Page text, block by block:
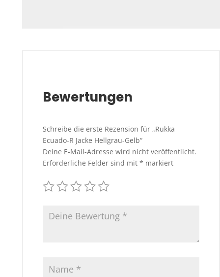
Bewertungen
Schreibe die erste Rezension für „Rukka
Ecuado-R Jacke Hellgrau-Gelb“
Deine E-Mail-Adresse wird nicht veröffentlicht.
Erforderliche Felder sind mit * markiert